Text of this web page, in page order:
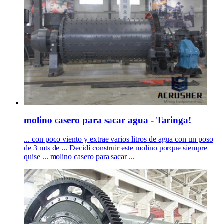
molino casero para sacar agua - Taringa!
... con poco viento y extrae varios litros de agua con un poso
de 3 mts de ... Decidí construir este molino porque siempre
quise ... molino casero para sacar ...